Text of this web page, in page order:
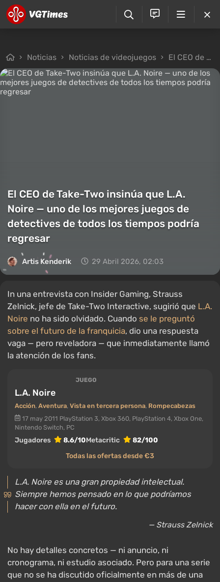
Noticias Noticias de videojuegos El CEO de Take-Two insinúa que L.A. Noire — uno de los mejores juegos de detectives de todos los tiempos podría regresar
El CEO de Take-Two insinúa que L.A.
Noire — uno de los mejores juegos de
detectives de todos los tiempos podría
regresar
Artis Kenderik 29 Abril 2026, 02:03
In una entrevista con Insider Gaming, Strauss
Zelnick, jefe de Take-Two Interactive, sugirió que L.A.
Noire no ha sido olvidado. Cuando se le preguntó
sobre el futuro de la franquicia, dio una respuesta
vaga — pero reveladora — que inmediatamente llamó
la atención de los fans.
JUEGO
L.A. Noire
Acción, Aventura, Vista en tercera persona, Rompecabezas
17 may 2011 PlayStation 3, Xbox 360, PlayStation 4, Xbox One,
Nintendo Switch, PC
Jugadores 8.6/10Metacritic
82/100
Todas las ofertas desde €3
L.A. Noire es una gran propiedad intelectual.
Siempre hemos pensado en lo que podríamos
hacer con ella en el futuro.
— Strauss Zelnick
No hay detalles concretos — ni anuncio, ni
cronograma, ni estudio asociado. Pero para una serie
que no se ha discutido oficialmente en más de una